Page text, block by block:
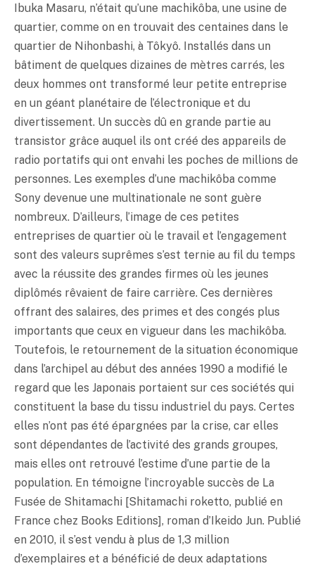
Ibuka Masaru, n’était qu’une machikôba, une usine de
quartier, comme on en trouvait des centaines dans le
quartier de Nihonbashi, à Tôkyô. Installés dans un
bâtiment de quelques dizaines de mètres carrés, les
deux hommes ont transformé leur petite entreprise
en un géant planétaire de l’électronique et du
divertissement. Un succès dû en grande partie au
transistor grâce auquel ils ont créé des appareils de
radio portatifs qui ont envahi les poches de millions de
personnes. Les exemples d’une machikôba comme
Sony devenue une multinationale ne sont guère
nombreux. D’ailleurs, l’image de ces petites
entreprises de quartier où le travail et l’engagement
sont des valeurs suprêmes s’est ternie au fil du temps
avec la réussite des grandes firmes où les jeunes
diplômés rêvaient de faire carrière. Ces dernières
offrant des salaires, des primes et des congés plus
importants que ceux en vigueur dans les machikôba.
Toutefois, le retournement de la situation économique
dans l’archipel au début des années 1990 a modifié le
regard que les Japonais portaient sur ces sociétés qui
constituent la base du tissu industriel du pays. Certes
elles n’ont pas été épargnées par la crise, car elles
sont dépendantes de l’activité des grands groupes,
mais elles ont retrouvé l’estime d’une partie de la
population. En témoigne l’incroyable succès de La
Fusée de Shitamachi [Shitamachi roketto, publié en
France chez Books Editions], roman d’Ikeido Jun. Publié
en 2010, il s’est vendu à plus de 1,3 million
d’exemplaires et a bénéficié de deux adaptations